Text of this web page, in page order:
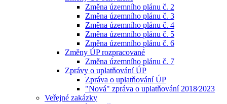
Změna územního plánu č. 2
Změna územního plánu č. 3
Změna územního plánu č. 4
Změna územního plánu č. 5
Změna územního plánu č. 6
Změny ÚP rozpracované
Změna územního plánu č. 7
Zprávy o uplatňování ÚP
Zpráva o uplatňování ÚP
"Nová" zpráva o uplatňování 2018⁄2023
Veřejné zakázky